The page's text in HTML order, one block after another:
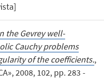
the Gevrey well-
Cauchy problems
of the coefficients.,
2008, 102, pp. 283 -